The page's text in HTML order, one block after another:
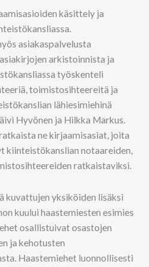
käsittely ja
asiakaspalvelusta
arkistoinnista ja
työskenteli
toimistosihteereitä ja
lähiesimiehinä
Hyvönen ja Hilkka Markus.
ne kirjaamisasiat, joita
kiinteistökanslian notaareiden,
ratkaistaviksi.
kuvattujen yksiköiden lisäksi
kuului haastemiesten esimies
osallistuivat osastojen
ja kehotusten
Haastemiehet luonnollisesti